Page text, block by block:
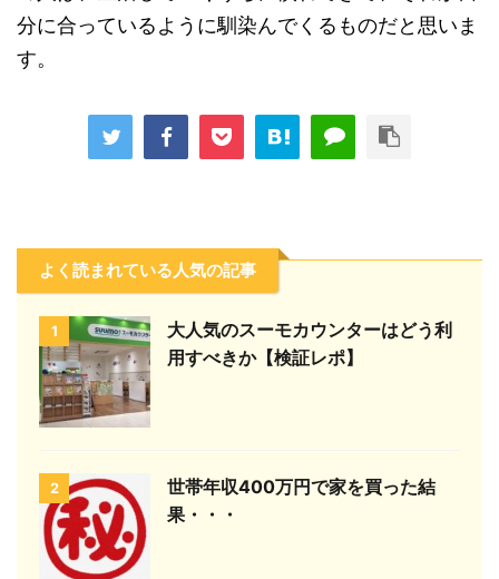
分に合っているように馴染んでくるものだと思いま
す。
よく読まれている人気の記事
1
大人気のスーモカウンターはどう利
用すべきか【検証レポ】
2
世帯年収400万円で家を買った結
果・・・